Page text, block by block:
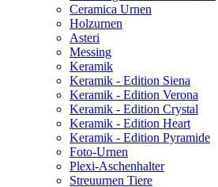
Ceramica Urnen
Holzurnen
Asteri
Messing
Keramik
Keramik - Edition Siena
Keramik - Edition Verona
Keramik - Edition Crystal
Keramik - Edition Heart
Keramik - Edition Pyramide
Foto-Urnen
Plexi-Aschenhalter
Streuurnen Tiere